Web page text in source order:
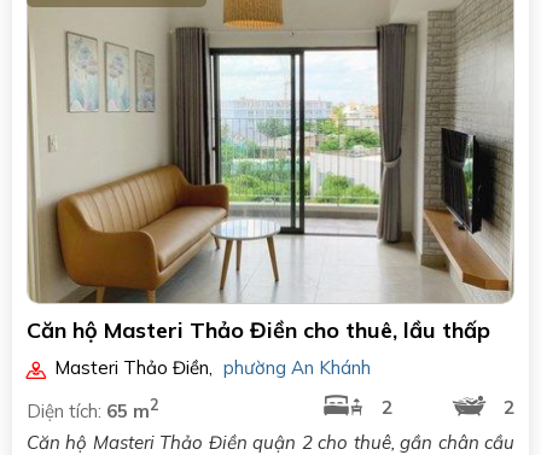
Căn hộ Masteri Thảo Điền cho thuê, lầu thấp
Masteri Thảo Điền
phường An Khánh
Diện tích: 65 m2 2
2
Căn hộ Masteri Thảo Điền quận 2 cho thuê, gần chân cầu